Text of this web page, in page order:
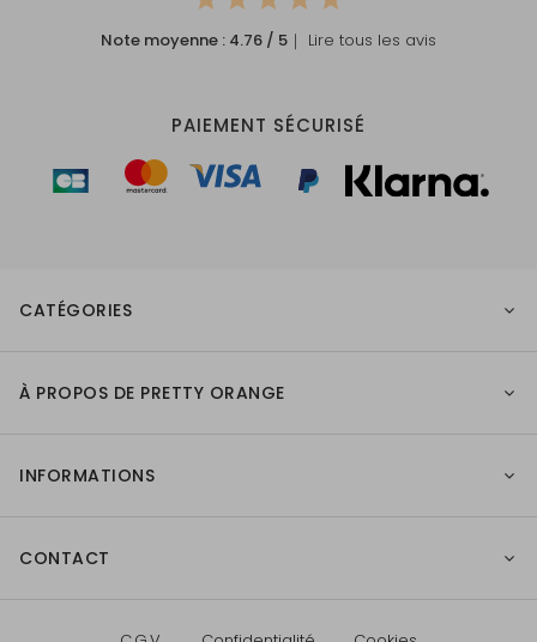
Note moyenne : 4.76 / 5 ｜ Lire tous les avis
PAIEMENT SÉCURISÉ
CATÉGORIES
À PROPOS DE PRETTY ORANGE
INFORMATIONS
CONTACT